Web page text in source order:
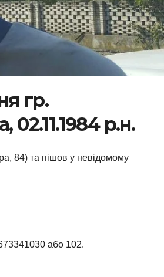
гр.
р.н.
84) та пішов у невідомому
або 102.